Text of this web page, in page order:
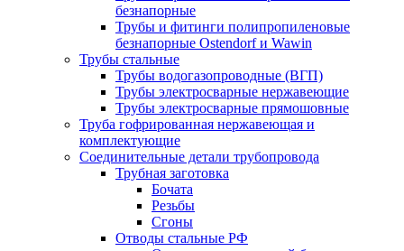
безнапорные
Трубы и фитинги полипропиленовые
безнапорные Ostendorf и Wawin
Трубы стальные
Трубы водогазопроводные (ВГП)
Трубы электросварные нержавеющие
Трубы электросварные прямошовные
Труба гофрированная нержавеющая и
комплектующие
Соединительные детали трубопровода
Трубная заготовка
Бочата
Резьбы
Сгоны
Отводы стальные РФ